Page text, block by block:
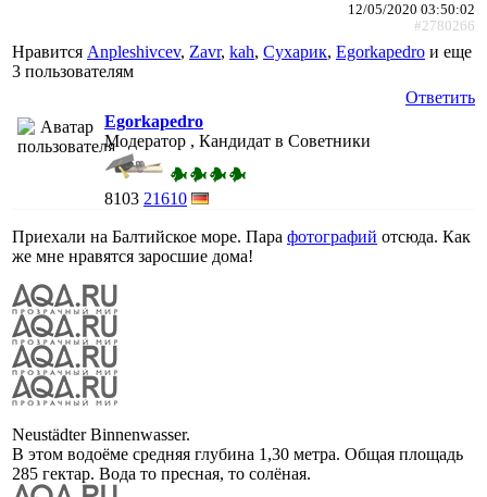
12/05/2020 03:50:02
#2780266
Нравится Anpleshivcev, Zavr, kah, Сухарик, Egorkapedro и еще
3 пользователям
Ответить
Egorkapedro
Модератор , Кандидат в Советники
8103 21610
Приехали на Балтийское море. Пара фотографий отсюда. Как
же мне нравятся заросшие дома!
Neustädter Binnenwasser.
В этом водоёме средняя глубина 1,30 метра. Общая площадь
285 гектар. Вода то пресная, то солёная.